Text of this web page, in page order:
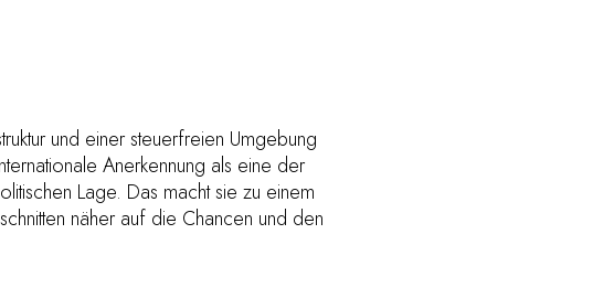
und einer steuerfreien Umgebung
Anerkennung als eine der
Lage. Das macht sie zu einem
näher auf die Chancen und den